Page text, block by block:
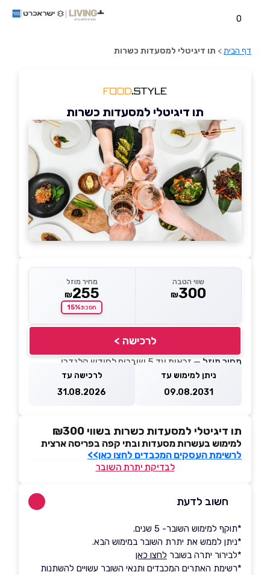
0
דף הבית> תו דיגיטלי למסעדות כשרות
תו דיגיטלי למסעדות כשרות
שווי הטבה
₪300
מחיר מוזל
₪255
חסכת15%
לרכישה >
מחיר מוזל — זכאות עד 5 שוברים לחודש קלנדרי
ניתן למימוש עד
09.08.2031
לרכישה עד
31.08.2026
תו דיגיטלי למסעדות כשרות בשווי ₪300
למימוש בעשרות מסעדות ובתי קפה בפריסה ארצית
לרשימת העסקים המכבדים לחצו כאן>>
לבדיקת יתרת השובר
חשוב לדעת
*תוקף למימוש השובר- 5 שנים.
*ניתן לממש את יתרת השובר במימוש הבא.
*לבירור יתרה בשובר לחצו כאן
*רשימת האתרים המכבדים ותנאי השובר עשויים להשתנות